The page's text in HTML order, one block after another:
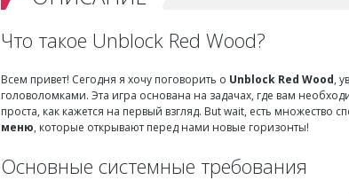
Что такое Unblock Red Wood?
Всем привет! Сегодня я хочу поговорить о Unblock Red Wood,
головоломками. Эта игра основана на задачах, где вам
проста, как кажется на первый взгляд. But wait, есть множество
меню, которые открывают перед нами новые горизонты!
Основные системные требования